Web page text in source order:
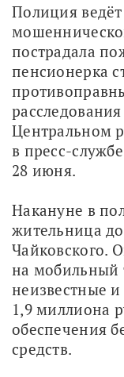
Полиция
пострадала
пенсионерка
Центральном
в пресс-
28 июня.
Накануне в
жительница
Чайковского.
на мобильный
неизвестные
1,9 миллиона
обеспечения
средств.